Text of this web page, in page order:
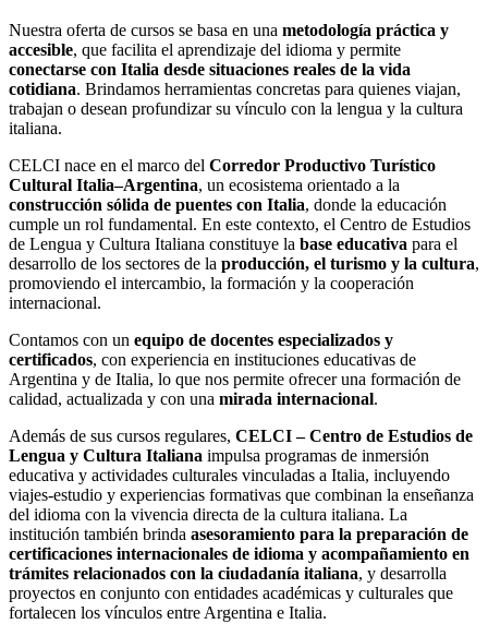
Nuestra oferta de cursos se basa en una metodología práctica y
accesible, que facilita el aprendizaje del idioma y permite
conectarse con Italia desde situaciones reales de la vida
cotidiana. Brindamos herramientas concretas para quienes viajan,
trabajan o desean profundizar su vínculo con la lengua y la cultura
italiana.
CELCI nace en el marco del Corredor Productivo Turístico
Cultural Italia–Argentina, un ecosistema orientado a la
construcción sólida de puentes con Italia, donde la educación
cumple un rol fundamental. En este contexto, el Centro de Estudios
de Lengua y Cultura Italiana constituye la base educativa para el
desarrollo de los sectores de la producción, el turismo y la cultura,
promoviendo el intercambio, la formación y la cooperación
internacional.
Contamos con un equipo de docentes especializados y
certificados, con experiencia en instituciones educativas de
Argentina y de Italia, lo que nos permite ofrecer una formación de
calidad, actualizada y con una mirada internacional.
Además de sus cursos regulares, CELCI – Centro de Estudios de
Lengua y Cultura Italiana impulsa programas de inmersión
educativa y actividades culturales vinculadas a Italia, incluyendo
viajes-estudio y experiencias formativas que combinan la enseñanza
del idioma con la vivencia directa de la cultura italiana. La
institución también brinda asesoramiento para la preparación de
certificaciones internacionales de idioma y acompañamiento en
trámites relacionados con la ciudadanía italiana, y desarrolla
proyectos en conjunto con entidades académicas y culturales que
fortalecen los vínculos entre Argentina e Italia.